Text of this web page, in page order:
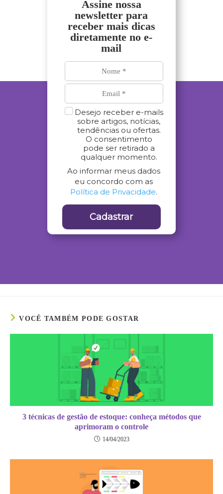
Assine nossa
newsletter para
receber mais dicas
diretamente no e-
mail
Desejo receber e-mails
sobre artigos, notícias,
tendências ou ofertas.
O consentimento
pode ser retirado a
qualquer momento.
Ao informar meus dados
eu concordo com as
Política de Privacidade.
Cadastrar
VOCÊ TAMBÉM PODE GOSTAR
3 técnicas de gestão de estoque: conheça métodos que
aprimoram o controle
14/04/2023